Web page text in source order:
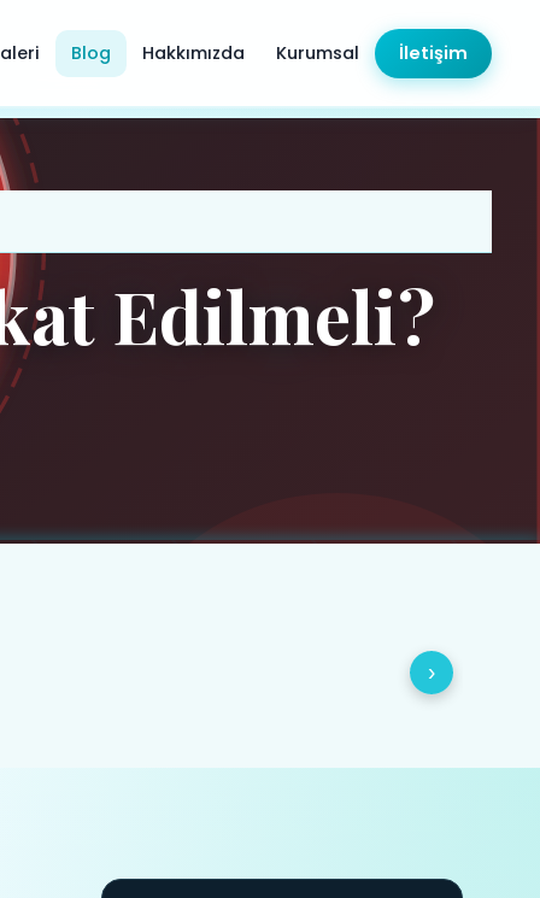
Blog Hakkımızda Kurumsal İletişim
Edilmeli?
›